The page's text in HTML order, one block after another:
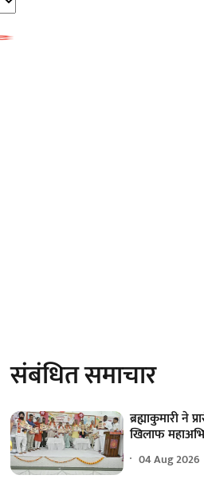
संबंधित समाचार
ब्रह्माकुमारी ने
खिलाफ
04 Aug 2026